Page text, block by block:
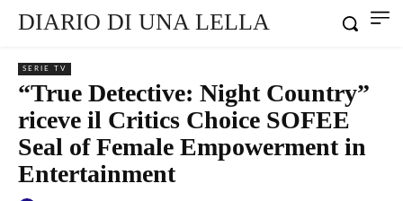
DIARIO DI UNA LELLA
SERIE TV
“True Detective: Night Country”
riceve il Critics Choice SOFEE
Seal of Female Empowerment in
Entertainment